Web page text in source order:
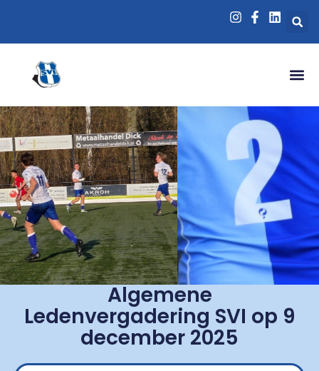
Algemene
Ledenvergadering SVI op 9
december 2025